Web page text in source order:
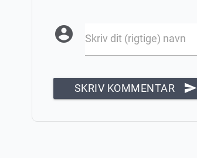
account_circle Skriv dit (rigtige) navn
SKRIV KOMMENTAR send